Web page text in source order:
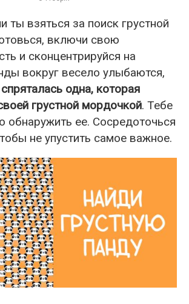
ты взяться за поиск грустной
включи свою
и сконцентрируйся на
вокруг весело улыбаются,
спряталась одна, которая
грустной мордочкой. Тебе
обнаружить ее. Сосредоточься
не упустить самое важное.